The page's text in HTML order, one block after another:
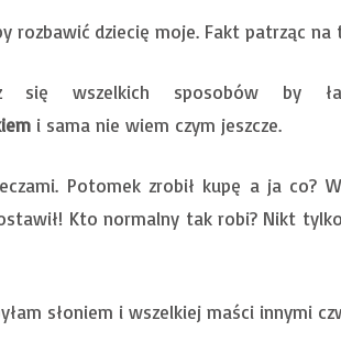
rozbawić dziecię moje. Fakt patrząc
się wszelkich sposobów by
i sama nie wiem czym jeszcze.
Potomek zrobił kupę a ja co?
Kto normalny tak robi? Nikt
słoniem i wszelkiej maści innymi